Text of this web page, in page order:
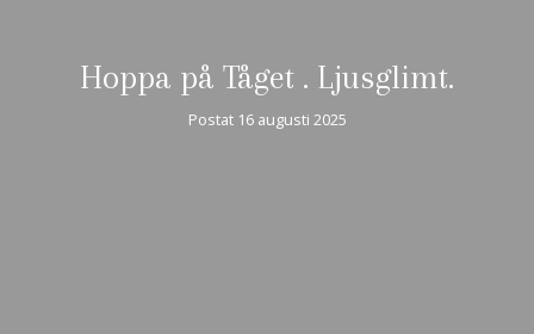
Hoppa på Tåget . Ljusglimt.
Postat 16 augusti 2025